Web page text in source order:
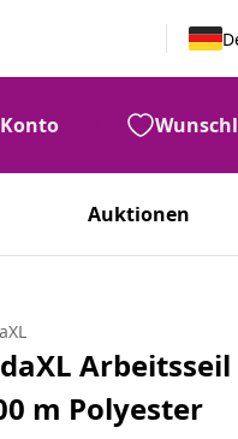
Konto
Auktionen
m Polyester